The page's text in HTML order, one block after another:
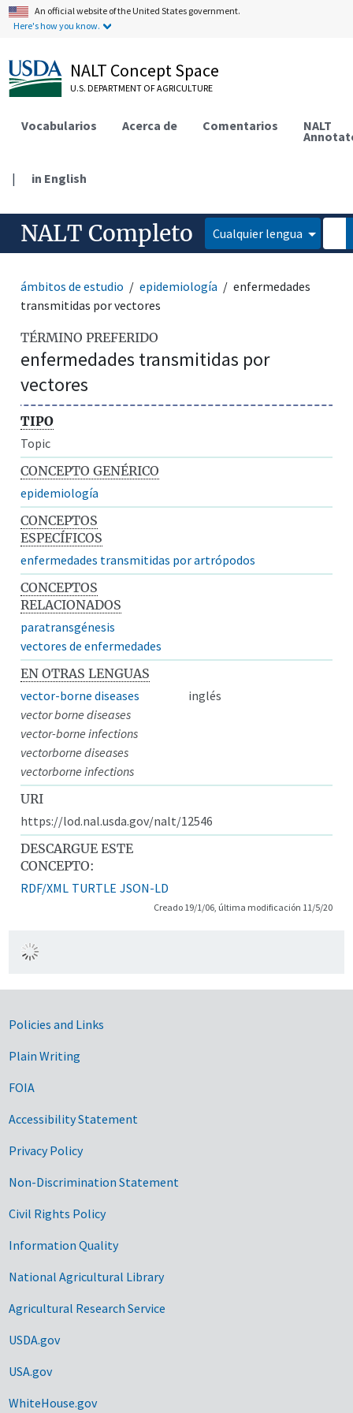
An official website of the United States government.
Here's how you know.
NALT Concept Space
U.S. DEPARTMENT OF AGRICULTURE
Vocabularios Acerca de Comentarios NALT
| in English
NALT Completo Cualquier lengua
ámbitos de estudio epidemiología
enfermedades
transmitidas por vectores
TÉRMINO PREFERIDO
enfermedades transmitidas por
vectores
TIPO
Topic
CONCEPTO GENÉRICO
epidemiología
CONCEPTOS
ESPECÍFICOS
enfermedades transmitidas por artrópodos
CONCEPTOS
RELACIONADOS
paratransgénesis
vectores de enfermedades
EN OTRAS LENGUAS
vector-borne diseases
inglés
vector borne diseases
vector-borne infections
vectorborne diseases
vectorborne infections
URI
https://lod.nal.usda.gov/nalt/12546
DESCARGUE ESTE
CONCEPTO:
RDF/XML TURTLE JSON-LD
Creado 19/1/06, última modificación 11/5/20
Government Links
Policies and Links
Plain Writing
FOIA
Accessibility Statement
Privacy Policy
Non-Discrimination Statement
Civil Rights Policy
Information Quality
National Agricultural Library
Agricultural Research Service
USDA.gov
USA.gov
WhiteHouse.gov